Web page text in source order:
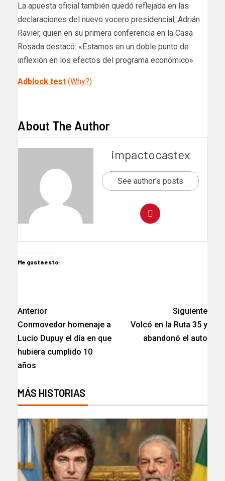
La apuesta oficial también quedó reflejada en las
declaraciones del nuevo vocero presidencial, Adrián
Ravier, quien en su primera conferencia en la Casa
Rosada destacó: «Estamos en un doble punto de
inflexión en los efectos del programa económico».
Adblock test (Why?)
About The Author
impactocastex
See author's posts
Me gusta esto:
Anterior
Conmovedor homenaje a
Lucio Dupuy el día en que
hubiera cumplido 10
años
Siguiente
Volcó en la Ruta 35 y
abandonó el auto
MÁS HISTORIAS